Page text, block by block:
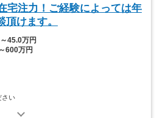
宅注力！ご経験によっては年
けます。
45.0万円
600万円
さい